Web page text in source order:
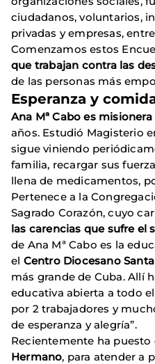
ciudadanos, voluntarios,
privadas y empresas,
Comenzamos estos
que trabajan contra las
de las personas más
Esperanza y
Ana Mª Cabo es
años. Estudió Magisterio
sigue viniendo
familia, recargar sus
llena de medicamentos,
Pertenece a la
Sagrado Corazón, cuyo
las carencias que sufre el
de Ana Mª Cabo es la
el Centro Diocesano
más grande de Cuba. Allí
educativa abierta a todo
por 2 trabajadores y
de esperanza y alegría”.
Recientemente ha puesto
Hermano, para atender a